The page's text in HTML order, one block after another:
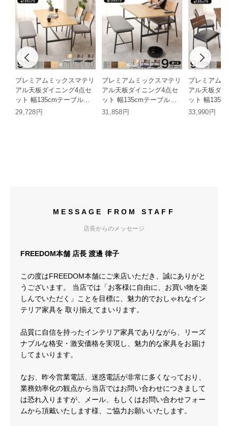
プレミアムミックスマテリ
アル天板ダイニング4点セ
ット 幅135cmテーブル＋
チェア2脚＋ベンチ HH
29,728円
プレミアムミックスマテリ
アル天板ダイニング4点セ
ット 幅135cmテーブル＋
チェア2脚＋ベンチ HH
31,858円
プレミアム
アル天板ダ
ット 幅
チェア4脚
33,990円
MESSAGE FROM STAFF
店長からのメッセージ
FREEDOM本舗 店長 渡邊 律子
この度はFREEDOM本舗にご来店いただき、誠にありがと
うございます。 当店では「お客様に自由に、お買い物を楽
しんでいただく」ことを目標に、魅力的でおしゃれなイン
テリア家具を 取り揃えてまいります。
品質に自信を持ったインテリア家具でありながら、リーズ
ナブルな格安・激安価格を実現し、魅力的な家具をお届け
してまいります。
なお、昨今営業電話、迷惑電話が非常に多くなっており、
業務効率化の観点から当店ではお問い合わせにつきまして
は恐れ入りますが、メール、もしくはお問い合わせフォー
ムから頂戴いたします様、ご協力お願いいたします。